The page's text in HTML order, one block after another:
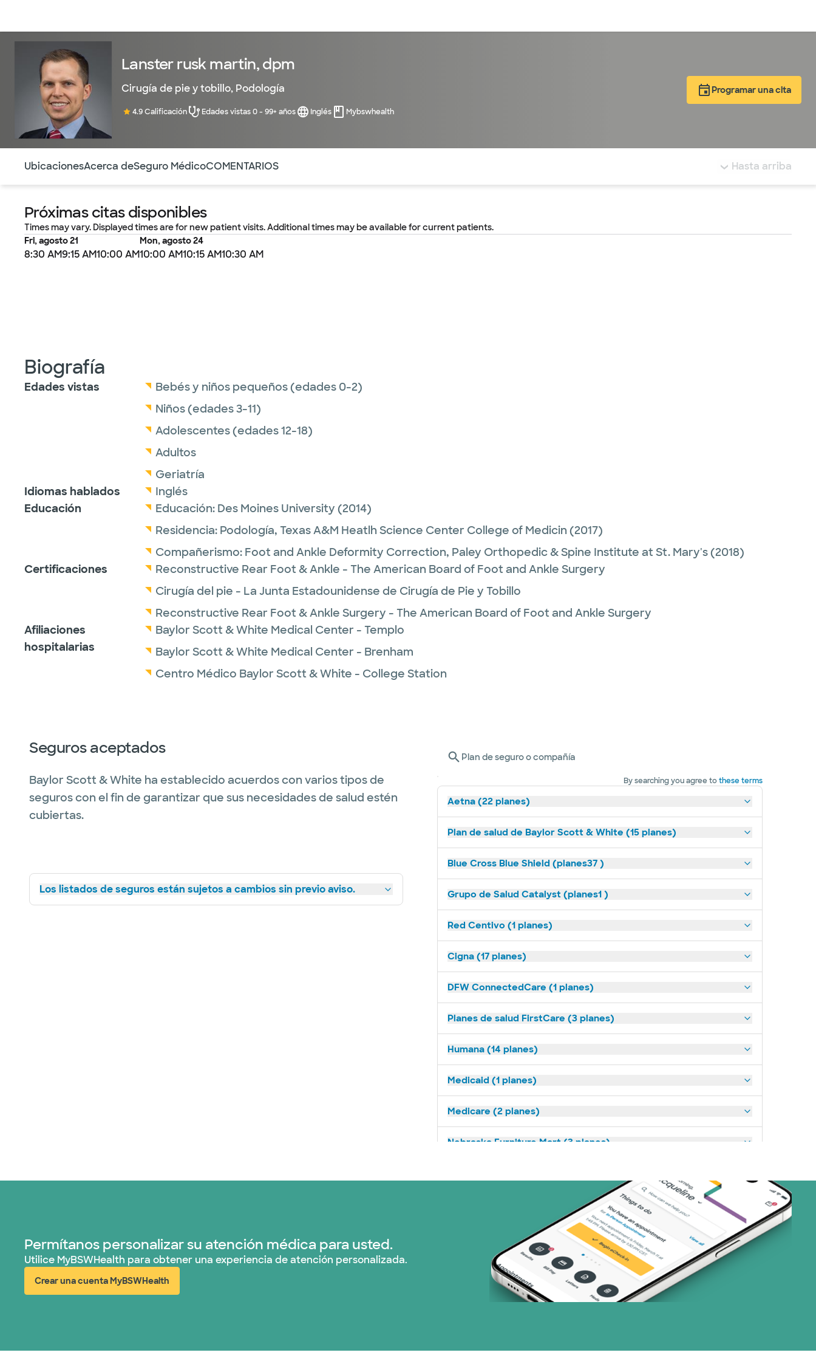
Lanster rusk martin, dpm
Cirugía de pie y tobillo, Podología
4.9 Calificación Edades vistas 0 - 99+ años Inglés Mybswhealth
Programar una cita
UbicacionesAcerca deSeguro MédicoCOMENTARIOS Hasta arriba
Próximas citas disponibles
Times may vary. Displayed times are for new patient visits. Additional times may be available for current patients.
Fri, agosto 21
8:30 AM9:15 AM10:00 AM
Mon, agosto 24
10:00 AM10:15 AM10:30 AM
Biografía
Edades vistas
Bebés y niños pequeños (edades 0-2)
Niños (edades 3-11)
Adolescentes (edades 12-18)
Adultos
Geriatría
Idiomas hablados
Inglés
Educación
Educación: Des Moines University (2014)
Residencia: Podología, Texas A&M Heatlh Science Center College of Medicin (2017)
Compañerismo: Foot and Ankle Deformity Correction, Paley Orthopedic & Spine Institute at St. Mary's(2018)
Certificaciones
Reconstructive Rear Foot & Ankle - The American Board of Foot and Ankle Surgery
Cirugía del pie - La Junta Estadounidense de Cirugía de Pie y Tobillo
Reconstructive Rear Foot & Ankle Surgery - The American Board of Foot and Ankle Surgery
Afiliaciones
hospitalarias
Baylor Scott & White Medical Center - Templo
Baylor Scott & White Medical Center - Brenham
Centro Médico Baylor Scott & White - College Station
Seguros aceptados
Baylor Scott & White ha establecido acuerdos con varios tipos de
seguros con el fin de garantizar que sus necesidades de salud estén
cubiertas.
Los listados de seguros están sujetos a cambios sin previo aviso.
Plan de seguro o compañía
By searching you agree tothese terms
Aetna (22 planes)
Plan de salud de Baylor Scott & White (15 planes)
Blue Cross Blue Shield (planes37 )
Grupo de Salud Catalyst (planes1 )
Red Centivo (1 planes)
Cigna (17 planes)
DFW ConnectedCare (1 planes)
Planes de salud FirstCare (3 planes)
Humana (14 planes)
Medicaid (1 planes)
Medicare (2 planes)
Nebraska Furniture Mart (3 planes)
Plan de Salud Superior (19 planes)
Tricare (3 planes)
TriWest HealthCare (1 planes)
United HealthCare (33 planes)
Permítanos personalizar su atención médica para usted.
Utilice MyBSWHealth para obtener una experiencia de atención personalizada.
Crear una cuenta MyBSWHealth
(abre en ventana nueva)